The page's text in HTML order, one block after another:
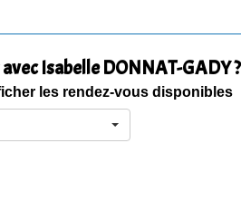
Isabelle DONNAT-GADY ?
les rendez-vous disponibles